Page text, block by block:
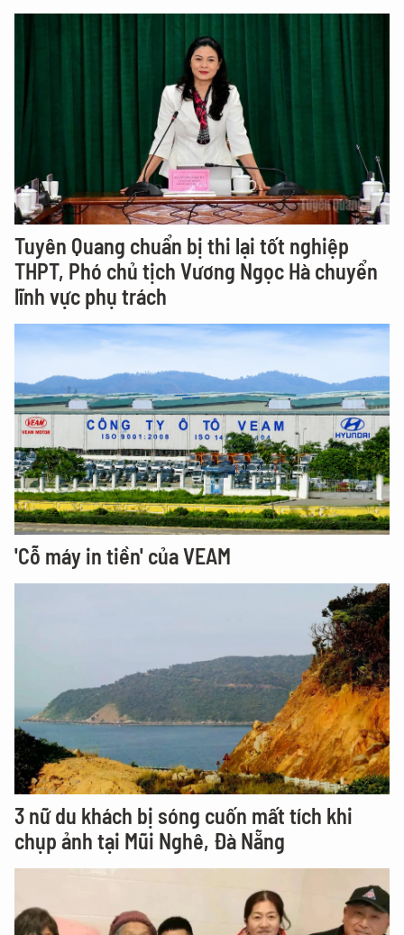
Tuyên Quang chuẩn bị thi lại tốt nghiệp
THPT, Phó chủ tịch Vương Ngọc Hà chuyển
lĩnh vực phụ trách
'Cỗ máy in tiền' của VEAM
3 nữ du khách bị sóng cuốn mất tích khi
chụp ảnh tại Mũi Nghê, Đà Nẵng